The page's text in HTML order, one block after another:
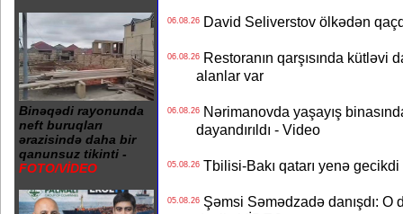
Binəqədi rayonunda
neft buruqları
ərazisində daha bir
qanunsuz tikinti -
FOTO/VİDEO
06.08.26David Seliverstov ölkədən
06.08.26Restoranın qarşısında kütləvi
alanlar var
06.08.26Nərimanovda yaşayış
dayandırıldı - Video
05.08.26Tbilisi-Bakı qatarı yenə gecikdi
05.08.26Şəmsi Səmədzadə danışdı: O